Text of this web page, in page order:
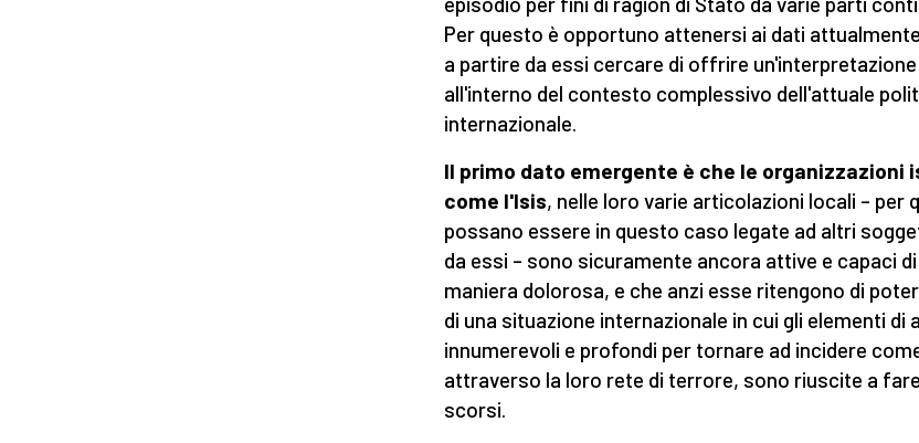
Per questo è opportuno attenersi ai dati
a partire da essi cercare di offrire
all'interno del contesto complessivo dell'attuale
internazionale.
Il primo dato emergente è che le organizzazioni
come l'Isis, nelle loro varie articolazioni locali – per
possano essere in questo caso legate ad altri
da essi – sono sicuramente ancora attive e capaci
maniera dolorosa, e che anzi esse ritengono di
di una situazione internazionale in cui gli elementi di
innumerevoli e profondi per tornare ad incidere
attraverso la loro rete di terrore, sono riuscite a
scorsi.